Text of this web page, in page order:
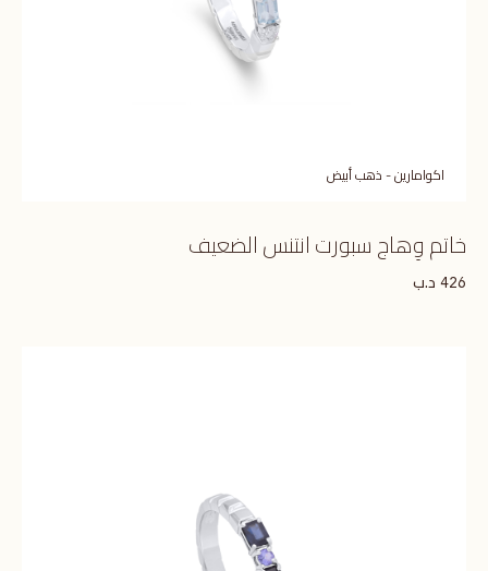
اكوامارين - ذهب أبيض
خاتم وِهاج سبورت انتنس الضعيف
426 د.ب